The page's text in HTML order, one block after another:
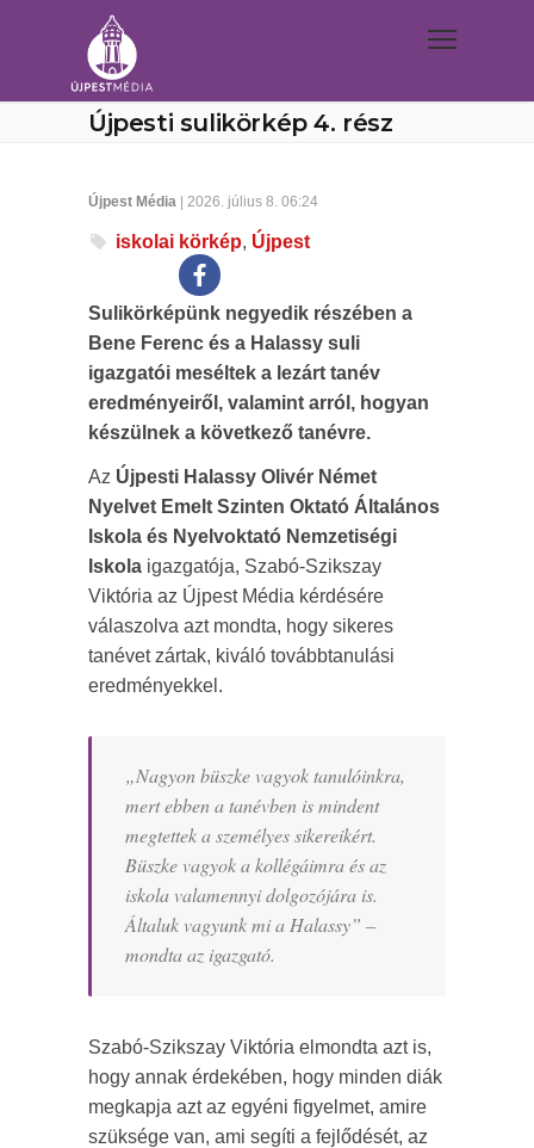
Újpesti sulikörkép 4. rész
Újpest Média | 2026. július 8. 06:24
iskolai körkép, Újpest
Sulikörképünk negyedik részében a
Bene Ferenc és a Halassy suli
igazgatói meséltek a lezárt tanév
eredményeiről, valamint arról, hogyan
készülnek a következő tanévre.
Az Újpesti Halassy Olivér Német
Nyelvet Emelt Szinten Oktató Általános
Iskola és Nyelvoktató Nemzetiségi
Iskola igazgatója, Szabó-Szikszay
Viktória az Újpest Média kérdésére
válaszolva azt mondta, hogy sikeres
tanévet zártak, kiváló továbbtanulási
eredményekkel.
„Nagyon büszke vagyok tanulóinkra,
mert ebben a tanévben is mindent
megtettek a személyes sikereikért.
Büszke vagyok a kollégáimra és az
iskola valamennyi dolgozójára is.
Általuk vagyunk mi a Halassy” –
mondta az igazgató.
Szabó-Szikszay Viktória elmondta azt is,
hogy annak érdekében, hogy minden diák
megkapja azt az egyéni figyelmet, amire
szüksége van, ami segíti a fejlődését, az